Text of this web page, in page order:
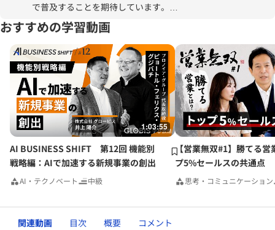
で普及することを期待しています。
その意味で、グロービスがこのようなコンテンツを作ってく
れているのは、本当に素晴らしいことだと思います。
おすすめの学習動画
1:03:55
AI BUSINESS SHIFT 第12回 機能別
戦略編：AIで加速する新規事業の創出
AI・テクノベート 中級
【営業無双#1】勝てる営
プ5%セールスの共通点
思考・コミュニケーション
関連動画 目次 概要 コメント